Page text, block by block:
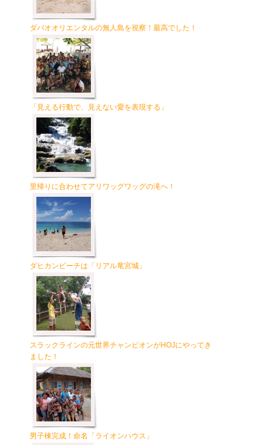
ダバオオリエンタルの無人島を視察！最高でした！
「見える行動で、見えない愛を表現する」
里帰りに合わせてアリワッグワッグの滝へ！
ダヒカンビーチは「リアル竜宮城」
スラックラインの元世界チャンピオンがHOJにやってき
ました！
男子棟完成！命名「ライオンハウス」